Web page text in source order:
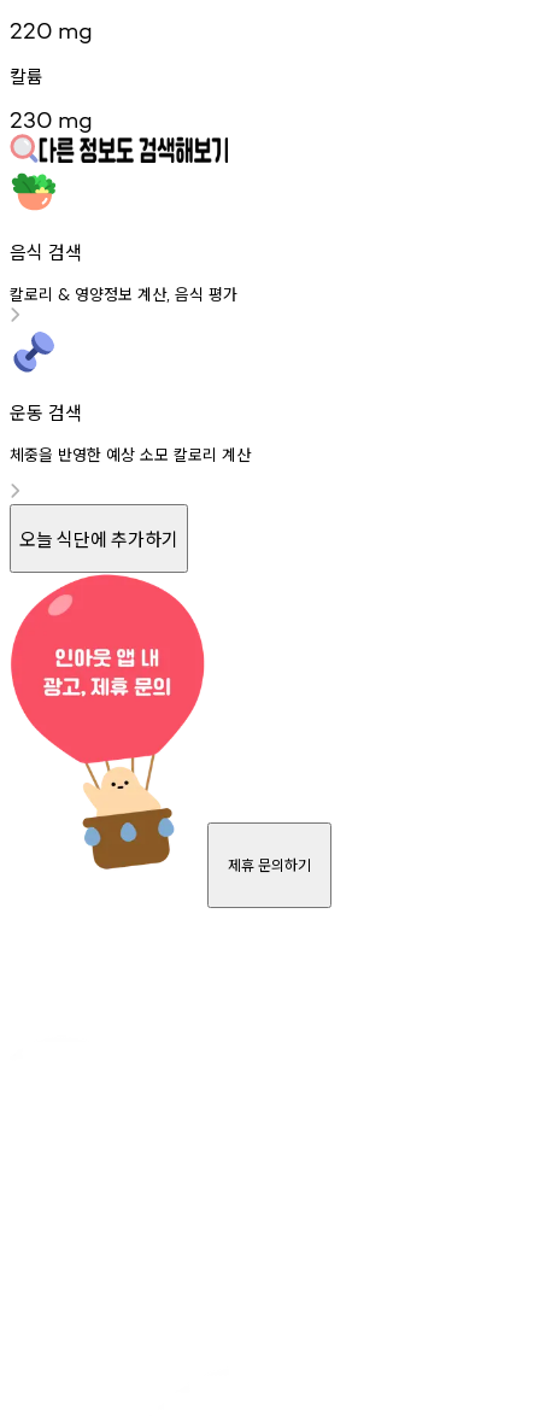
220 mg
칼륨
230 mg
음식 검색
칼로리 & 영양정보 계산, 음식 평가
운동 검색
체중을 반영한 예상 소모 칼로리 계산
오늘 식단에 추가하기
제휴 문의하기